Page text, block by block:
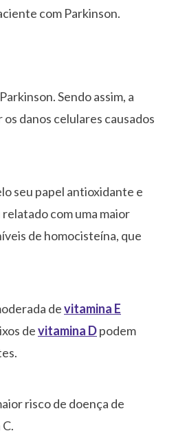
com Parkinson.
Sendo assim, a
danos celulares causados
seu papel antioxidante e
com uma maior
de homocisteína, que
devitamina E
devitamina Dpodem
risco de doença de